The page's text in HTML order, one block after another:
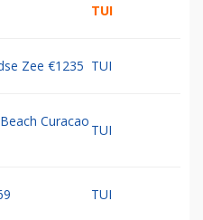
TUI
Zee €1235 TUI
Curacao
TUI
TUI